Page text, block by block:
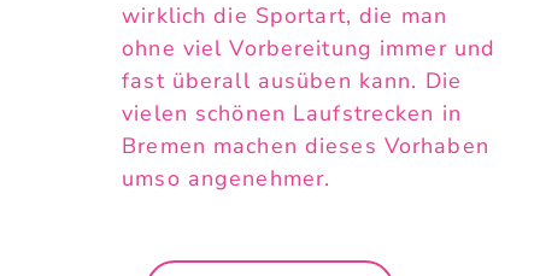
wirklich die Sportart, die man
ohne viel Vorbereitung immer und
fast überall ausüben kann. Die
vielen schönen Laufstrecken in
Bremen machen dieses Vorhaben
umso angenehmer.